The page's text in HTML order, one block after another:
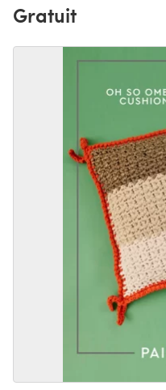
Gratuit